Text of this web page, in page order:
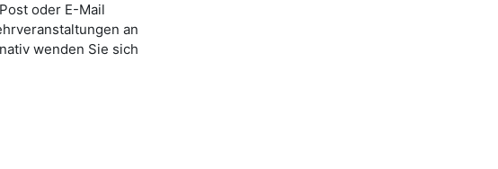
oder E-Mail
an
wenden Sie sich